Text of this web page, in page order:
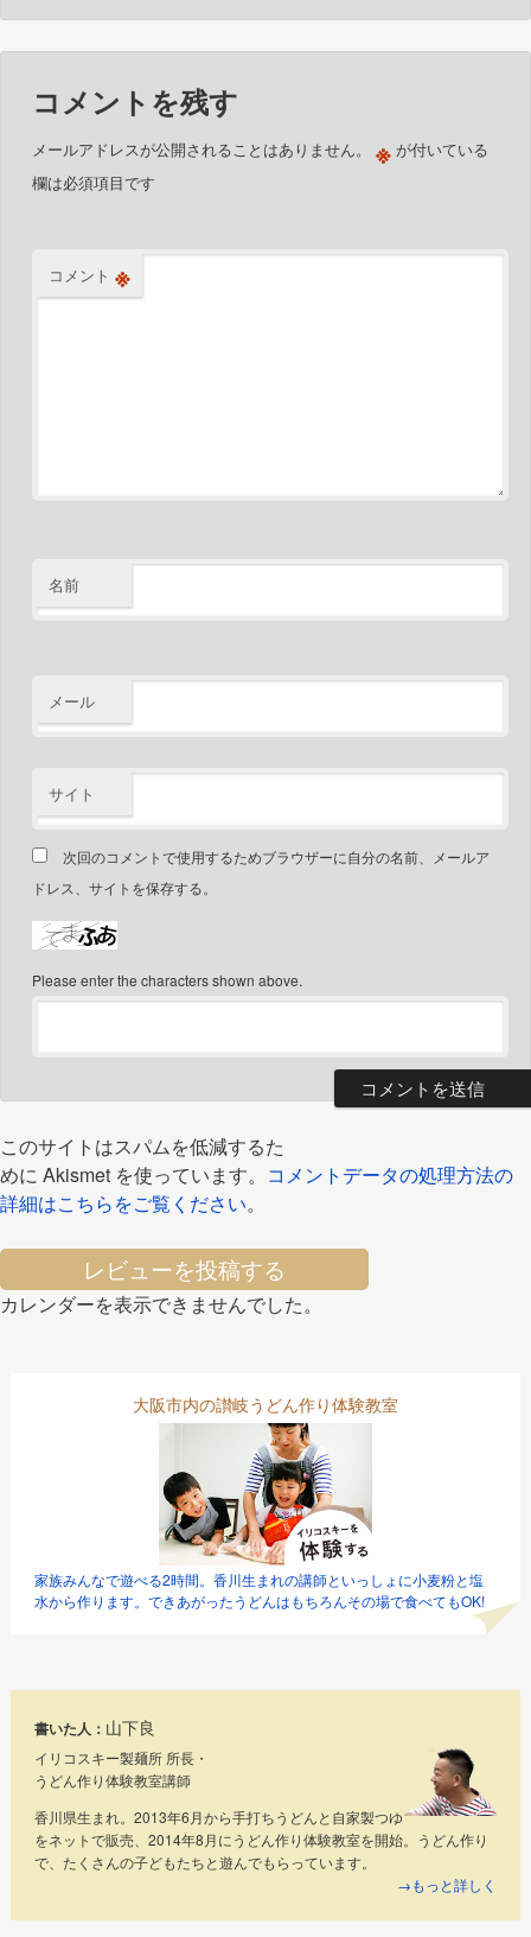
コメントを残す
メールアドレスが公開されることはありません。 ※ が付いている
欄は必須項目です
コメント ※
名前
メール
サイト
次回のコメントで使用するためブラウザーに自分の名前、メールア
ドレス、サイトを保存する。
Please enter the characters shown above.
このサイトはスパムを低減するた
めに Akismet を使っています。 コメントデータの処理方法の
詳細はこちらをご覧ください。
レビューを投稿する
カレンダーを表示できませんでした。
大阪市内の讃岐うどん作り体験教室
家族みんなで遊べる2時間。香川生まれの講師といっしょに小麦粉と塩
水から作ります。できあがったうどんはもちろんその場で食べてもOK!
書いた人： 山下良
イリコスキー製麺所 所長・
うどん作り体験教室講師
香川県生まれ。2013年6月から手打ちうどんと自家製つゆ
をネットで販売、2014年8月にうどん作り体験教室を開始。うどん作り
で、たくさんの子どもたちと遊んでもらっています。
→もっと詳しく